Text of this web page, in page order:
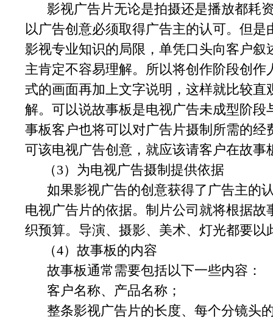
影视广告片无论是拍摄还是播放都耗
以广告创意必须取得广告主的认可。但
影视专业知识的局限，单凭口头向客户
主肯定不容易理解。所以将创作阶段创
式的画面再加上文字说明，这样就比较
解。可以说故事板是电视广告未成型阶
事板客户也将可以对广告片摄制所需的
可该电视广告创意，就应该请客户在故事
（3）为电视广告摄制提供依据
如果影视广告的创意获得了广告主的
电视广告片的依据。制片公司就将根据
织预算。导演、摄影、美术、灯光都要以
（4）故事板的内容
故事板通常需要包括以下一些内容：
客户名称、产品名称；
整条影视广告片的长度、每个分镜头